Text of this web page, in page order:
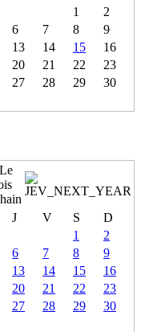
1
2
6 7 8
9
13 14 15
16
20 21 22
23
27 28 29
30
J V S
D
1
2
6 7 8
9
13 14 15
16
20 21 22
23
27 28 29
30